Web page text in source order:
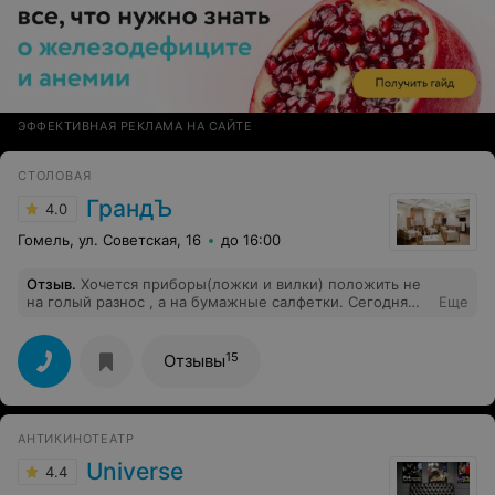
ЭФФЕКТИВНАЯ РЕКЛАМА НА САЙТЕ
СТОЛОВАЯ
4.0 ГрандЪ
Гомель, ул. Советская, 16 до 16:00
Отзыв. Хочется приборы(ложки и вилки) положить не
на голый разнос , а на бумажные салфетки. Сегодня
(уж очень много) репчатого лука в холодном борще-
впереди еще трудовые часы и общение с людьми.(((
Еще
Отзывы15
АНТИКИНОТЕАТР
4.4 Universe